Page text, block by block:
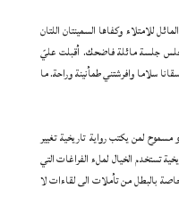
للامتلاء وكفاها السمينتان اللتان
جلسة مائلة فاضحك. أقبلت عليّ
سلاما وافرشتني طمأنينة وراحة. ما
مسموح لمن يكتب رواية تاريخية تغيير
تستخدم الخيال لملء الفراغات التي
بالبطل من تأملات الى لقاءات لا